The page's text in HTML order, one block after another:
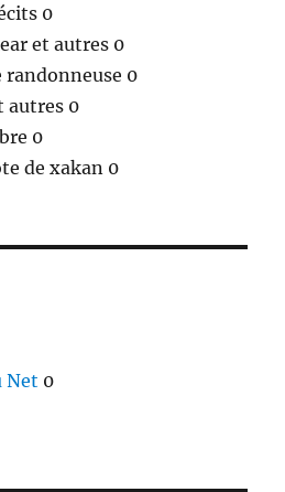
0
et autres 0
randonneuse 0
autres 0
0
de xakan 0
Net 0